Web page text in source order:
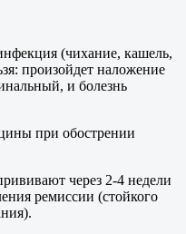
(чихание, кашель,
произойдет наложение
и болезнь
при обострении
через 2-4 недели
ремиссии (стойкого